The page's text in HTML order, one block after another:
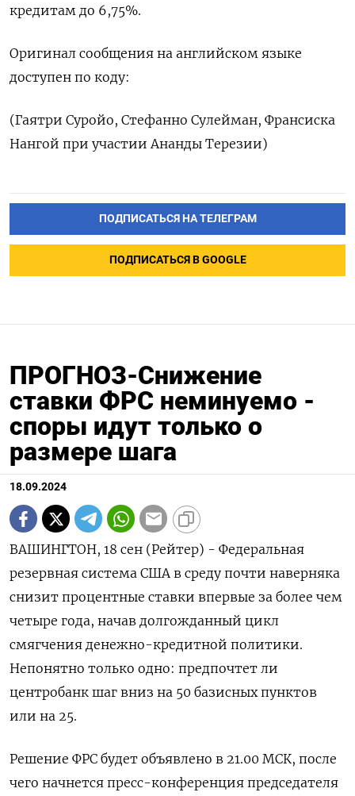
кредитам до 6,75%.
Оригинал сообщения на английском языке
доступен по коду:
(Гаятри Суройо, Стефанно Сулейман, Франсиска
Нангой при участии Ананды Терезии)
ПОДПИСАТЬСЯ НА ТЕЛЕГРАМ
ПОДПИСАТЬСЯ В GOOGLE
ПРОГНОЗ-Снижение
ставки ФРС неминуемо -
споры идут только о
размере шага
18.09.2024
ВАШИНГТОН, 18 сен (Рейтер) - Федеральная
резервная система США в среду почти наверняка
снизит процентные ставки впервые за более чем
четыре года, начав долгожданный цикл
смягчения денежно-кредитной политики.
Непонятно только одно: предпочтет ли
центробанк шаг вниз на 50 базисных пунктов
или на 25.
Решение ФРС будет объявлено в 21.00 МСК, после
чего начнется пресс-конференция председателя